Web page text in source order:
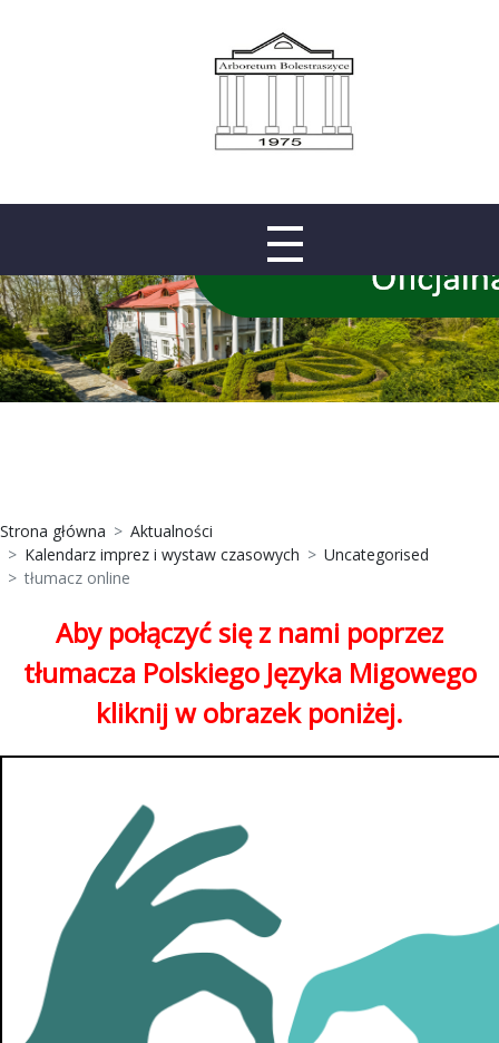
Strona główna
Aktualności
Kalendarz imprez i wystaw czasowych
Uncategorised
tłumacz online
Aby połączyć się z nami poprzez
tłumacza Polskiego Języka Migowego
kliknij w obrazek poniżej.